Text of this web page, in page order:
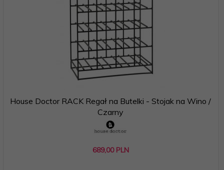
House Doctor RACK Regał na Butelki - Stojak na Wino /
Czarny
689,00 PLN